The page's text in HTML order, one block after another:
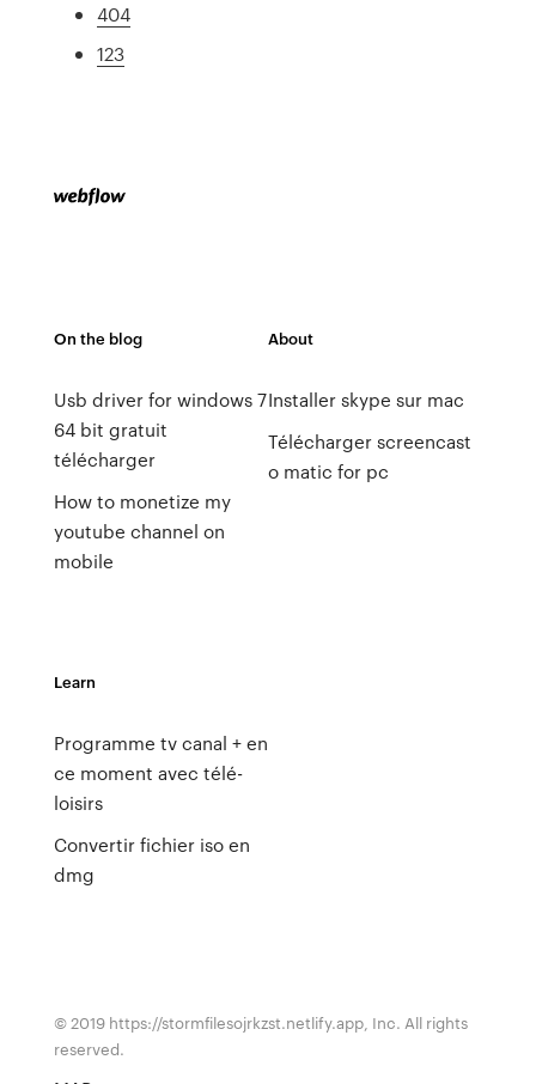
404
123
On the blog
Usb driver for windows 7
64 bit gratuit
télécharger
How to monetize my
youtube channel on
mobile
About
Installer skype sur mac
Télécharger screencast
o matic for pc
Learn
Programme tv canal + en
ce moment avec télé-
loisirs
Convertir fichier iso en
dmg
© 2019 https://stormfilesojrkzst.netlify.app, Inc. All rights
reserved.